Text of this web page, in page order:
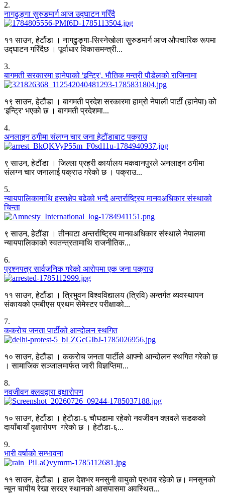
2.
नागढुङ्गा सुरुङमार्ग आज उद्घाटन गरिँदै
११ साउन, हेटौंडा । नागढुङ्गा-सिस्नेखोला सुरुङमार्ग आज औपचारिक रूपमा
उद्घाटन गरिँदैछ । पूर्वाधार विकासमन्त्री...
3.
बागमती सरकारमा हानेपाको 'इन्ट्रि', भौतिक मन्त्री पौडेलको राजिनामा
१९ साउन, हेटौंडा । बागमती प्रदेश सरकारमा हाम्रो नेपाली पार्टी (हानेपा) को
'इन्ट्रि' भएको छ । बागमती प्रदेशमा...
4.
अनलाइन ठगीमा संलग्न चार जना हेटौंडाबाट पक्राउ
९ साउन, हेटौंडा । जिल्ला प्रहरी कार्यालय मकवानपुरले अनलाइन ठगीमा
संलग्न चार जनालाई पक्राउ गरेको छ । पक्राउ...
5.
न्यायपालिकामाथि हस्तक्षेप बढेको भन्दै अन्तर्राष्ट्रिय मानवअधिकार संस्थाको
चिन्ता
९ साउन, हेटौंडा । तीनवटा अन्तर्राष्ट्रिय मानवअधिकार संस्थाले नेपालमा
न्यायपालिकाको स्वतन्त्रतामाथि राजनीतिक...
6.
प्रश्नपत्र सार्वजनिक गरेको आरोपमा एक जना पक्राउ
११ साउन, हेटौंडा । त्रिभुवन विश्वविद्यालय (त्रिवि) अन्तर्गत व्यवस्थापन
संकायको एमबीएस प्रथम सेमेस्टर परीक्षाको...
7.
ककरोच जनता पार्टीको आन्दोलन स्थगित
१० साउन, हेटौंडा । ककरोच जनता पार्टीले आफ्नो आन्दोलन स्थगित गरेको छ
। सामाजिक सञ्जालमार्फत जारी विज्ञप्तिमा...
8.
नवजीवन क्लवद्वारा वृक्षारोपण
१० साउन, हेटौंडा । हेटाैडा-६ चाैघडामा रहेकाे नवजीवन क्लवले सडककाे
दायाँबायाँ वृक्षारोपण गरेकाे छ । हेटाैडा-६...
9.
भारी वर्षाको सम्भावना
११ साउन, हेटौंडा । हाल देशभर मनसुनी वायुको प्रभाव रहेको छ। मनसुनको
न्यून चापीय रेखा सरदर स्थानको आसपासमा अवस्थित...